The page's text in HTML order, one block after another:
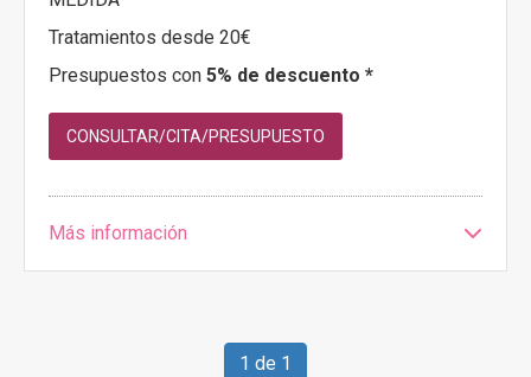
Tratamientos desde 20€
Presupuestos con 5% de descuento *
CONSULTAR/CITA/PRESUPUESTO
Más información
1 de 1